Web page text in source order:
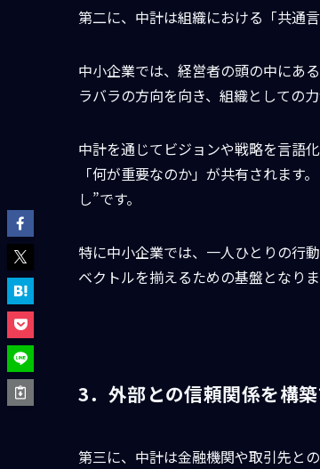
第二に、中計は組織における「共通言
中小企業では、経営者の頭の中にあ
ラバラの方向を向き、組織としての力
中計を通じてビジョンや戦略を言語
「何が重要なのか」が共有されます
し”です。
特に中小企業では、一人ひとりの行
ベクトルを揃えるための基盤となりま
3．外部との信頼関係を構
第三に、中計は金融機関や取引先と